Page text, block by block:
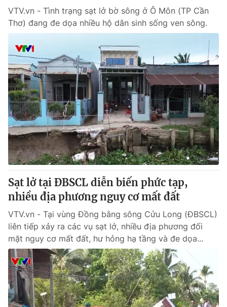
Phim VTV
Hậu trường
Nhân vật
Khán giả
Giải sao mai
Giải trí
Điện ảnh
Âm nhạc
Sao
Đời sống
Du lịch
Làm đẹp
Chất lượng cuộc sống
Giáo dục
Tuyển sinh
Học trực tuyến
Công nghệ
Hitech Công nghệ tương lai
Sản phẩm
Thị trường
Tư vấn
Giao lưu trực tuyến
Lịch phát sóng
Chuyên mục khác
Emagazine Podcast
Photo Infographic
Video Shorts video
VTV.vn - Tình trạng sạt lở bờ sông ở Ô Môn (TP Cần
Thơ) đang đe dọa nhiều hộ dân sinh sống ven sông.
Sạt lở tại ĐBSCL diễn biến phức tạp,
nhiều địa phương nguy cơ mất đất
VTV.vn - Tại vùng Đồng bằng sông Cửu Long (ĐBSCL)
liên tiếp xảy ra các vụ sạt lở, nhiều địa phương đối
mặt nguy cơ mất đất, hư hỏng hạ tầng và đe dọa...